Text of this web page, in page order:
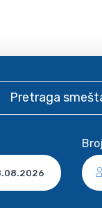
Pretraga